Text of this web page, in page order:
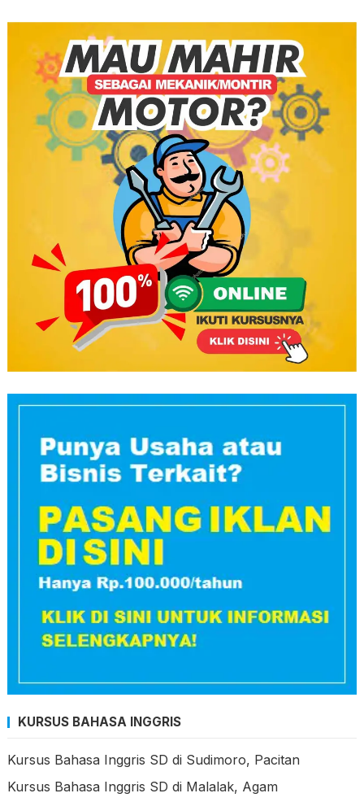
KURSUS BAHASA INGGRIS
Kursus Bahasa Inggris SD di Sudimoro, Pacitan
Kursus Bahasa Inggris SD di Malalak, Agam